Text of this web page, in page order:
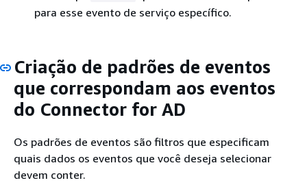
para esse evento de serviço específico.
Criação de padrões de eventos
que correspondam aos eventos
do Connector for AD
Os padrões de eventos são filtros que especificam
quais dados os eventos que você deseja selecionar
devem conter.